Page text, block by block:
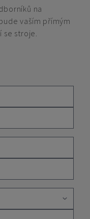
na
vaším přímým
se stroje.